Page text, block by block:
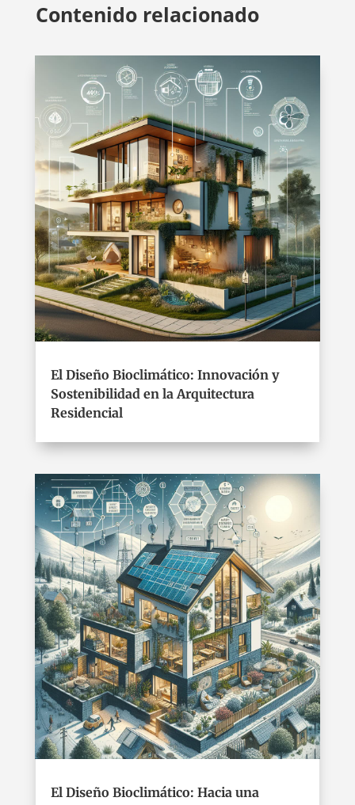
Contenido relacionado
El Diseño Bioclimático: Innovación y
Sostenibilidad en la Arquitectura
Residencial
El Diseño Bioclimático: Hacia una